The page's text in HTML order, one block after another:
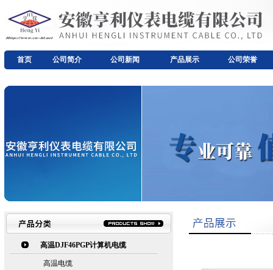
首页 公司简介 公司新闻 产品展示 公司荣誉
高温DJF46PGP计算机电缆
高温电缆